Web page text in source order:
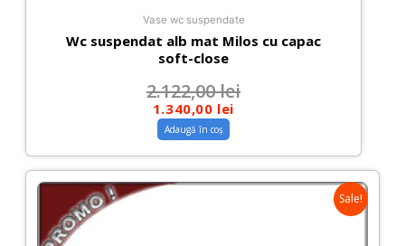
Vase wc suspendate
Wc suspendat alb mat Milos cu capac
soft-close
2.122,00lei
1.340,00 lei
Adaugă în coș
Sale!